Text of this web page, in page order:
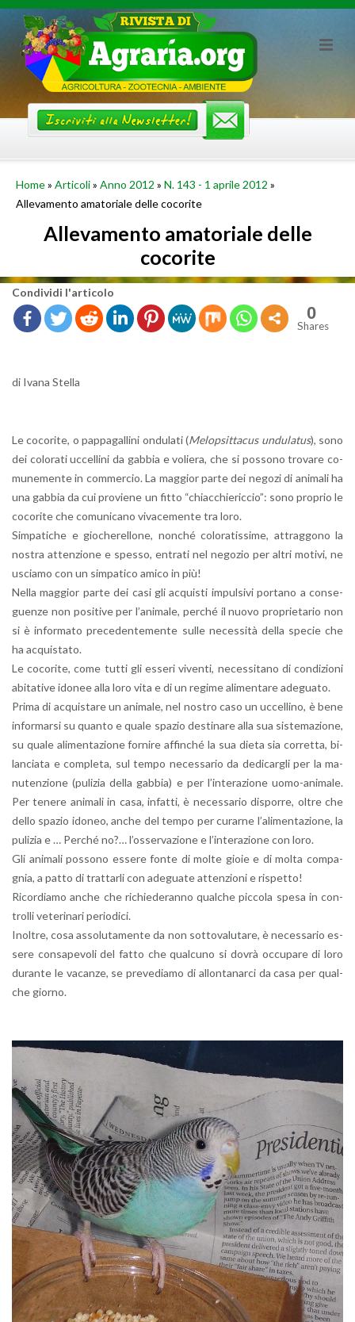
Skip
content
Home» Articoli» Anno 2012 » N. 143 - 1 aprile 2012 »
Allevamento amatoriale delle cocorite
Allevamento amatoriale delle
cocorite
Con­di­vi­di l'ar­ti­co­lo
0
Shares
di Ivana Stel­la
Le co­co­ri­te, o pap­pa­gal­li­ni on­du­la­ti (Me­lop­sit­ta­cus un­du­la­tus), sono
dei co­lo­ra­ti uc­cel­li­ni da gab­bia e vo­lie­ra, che si pos­so­no tro­va­re co­
mu­ne­men­te in com­mer­cio. La mag­gior parte dei ne­go­zi di ani­ma­li ha
una gab­bia da cui pro­vie­ne un fitto “chiac­chie­ric­cio”: sono pro­prio le
co­co­ri­te che co­mu­ni­ca­no vi­va­ce­men­te tra loro.
Sim­pa­ti­che e gio­che­rel­lo­ne, non­ché co­lo­ra­tis­si­me, at­trag­go­no la
no­stra at­ten­zio­ne e spes­so, en­tra­ti nel ne­go­zio per altri mo­ti­vi, ne
uscia­mo con un sim­pa­ti­co amico in più!
Nella mag­gior parte dei casi gli ac­qui­sti im­pul­si­vi por­ta­no a con­se­
guen­ze non po­si­ti­ve per l’a­ni­ma­le, per­ché il nuovo pro­prie­ta­rio non
si è in­for­ma­to pre­ce­den­te­men­te sulle ne­ces­si­tà della spe­cie che
ha ac­qui­sta­to.
Le co­co­ri­te, come tutti gli es­se­ri vi­ven­ti, ne­ces­si­ta­no di con­di­zio­ni
abi­ta­ti­ve ido­nee alla loro vita e di un re­gi­me ali­men­ta­re ade­gua­to.
Prima di ac­qui­sta­re un ani­ma­le, nel no­stro caso un uc­cel­li­no, è bene
in­for­mar­si su quan­to e quale spa­zio de­sti­na­re alla sua si­ste­ma­zio­ne,
su quale ali­men­ta­zio­ne for­ni­re af­fin­ché la sua dieta sia cor­ret­ta, bi­
lan­cia­ta e com­ple­ta, sul tempo ne­ces­sa­rio da de­di­car­gli per la ma­
nu­ten­zio­ne (pu­li­zia della gab­bia) e per l’in­te­ra­zio­ne uo­mo-ani­ma­le.
Per te­ne­re ani­ma­li in casa, in­fat­ti, è ne­ces­sa­rio di­spor­re, oltre che
dello spa­zio ido­neo, anche del tempo per cu­rar­ne l’a­li­men­ta­zio­ne, la
pu­li­zia e … Per­ché no?… l’os­ser­va­zio­ne e l’in­te­ra­zio­ne con loro.
Gli ani­ma­li pos­so­no es­se­re fonte di molte gioie e di molta com­pa­
gnia, a patto di trat­tar­li con ade­gua­te at­ten­zio­ni e ri­spet­to!
Ri­cor­dia­mo anche che ri­chie­de­ran­no qual­che pic­co­la spesa in con­
trol­li ve­te­ri­na­ri pe­rio­di­ci.
Inol­tre, cosa as­so­lu­ta­men­te da non sot­to­va­lu­ta­re, è ne­ces­sa­rio es­
se­re con­sa­pe­vo­li del fatto che qual­cu­no si dovrà oc­cu­pa­re di loro
du­ran­te le va­can­ze, se pre­ve­dia­mo di al­lon­ta­nar­ci da casa per qual­
che gior­no.